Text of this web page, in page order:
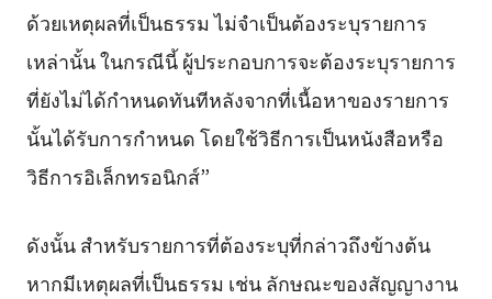
ด้วยเหตุผลที่เป็นธรรม ไม่จำเป็นต้องระบุรายการ
เหล่านั้น ในกรณีนี้ ผู้ประกอบการจะต้องระบุรายการ
ที่ยังไม่ได้กำหนดทันทีหลังจากที่เนื้อหาของรายการ
นั้นได้รับการกำหนด โดยใช้วิธีการเป็นหนังสือหรือ
วิธีการอิเล็กทรอนิกส์”
ดังนั้น สำหรับรายการที่ต้องระบุที่กล่าวถึงข้างต้น
หากมีเหตุผลที่เป็นธรรม เช่น ลักษณะของสัญญางาน